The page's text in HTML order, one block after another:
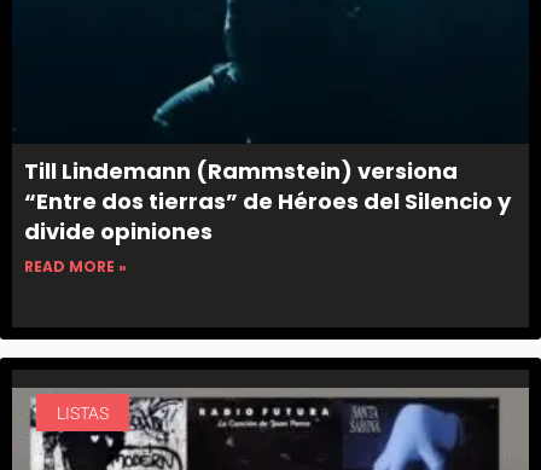
Till Lindemann (Rammstein) versiona
“Entre dos tierras” de Héroes del Silencio y
divide opiniones
READ MORE »
LISTAS